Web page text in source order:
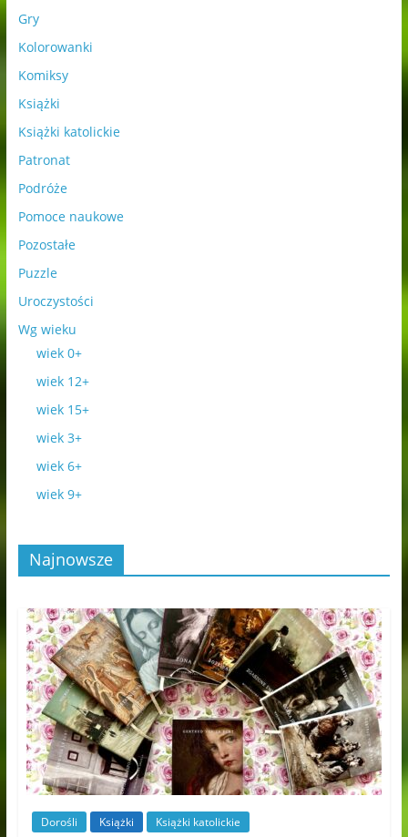
Gry
Kolorowanki
Komiksy
Książki
Książki katolickie
Patronat
Podróże
Pomoce naukowe
Pozostałe
Puzzle
Uroczystości
Wg wieku
wiek 0+
wiek 12+
wiek 15+
wiek 3+
wiek 6+
wiek 9+
Najnowsze
Dorośli Książki Książki katolickie